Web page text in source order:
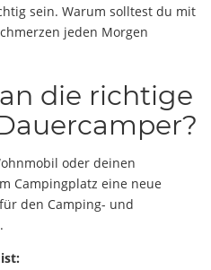
sein. Warum solltest du mit
jeden Morgen
die richtige
oder deinen
Campingplatz eine neue
den Camping- und